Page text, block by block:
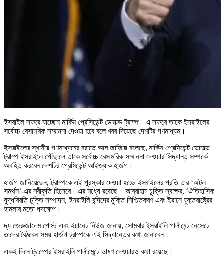
ইসরাইল সফরে যাচ্ছেন মার্কিন প্রেসিডেন্ট ডোনাল্ড ট্রাম্প। এ সফরে তাকে ইসরাইলের
সর্বোচ্চ বেসামরিক সম্মাননা দেওয়া হবে বলে খবর দিয়েছে দেশটির গণমাধ্যম।
ইসরাইলের স্থানীয় গণমাধ্যমের বরাতে আল জাজিরা বলেছে, মার্কিন প্রেসিডেন্ট ডোনাল্ড
ট্রাম্প ইসরাইলে পৌঁছালে তাকে সর্বোচ্চ বেসামরিক সম্মাননা দেওয়ার সিদ্ধান্ত সম্পর্কে
অবহিত করবেন দেশটির প্রেসিডেন্ট আইজ্যাক হার্জগ।
হার্জগ জানিয়েছেন, ট্রাম্পকে এই পুরস্কার দেওয়া হচ্ছে ইসরাইলের প্রতি তার ‘অটল
সমর্থন’-এর স্বীকৃতি হিসেবে। এর মধ্যে রয়েছে—আব্রাহাম চুক্তি স্বাক্ষর, ‘ঐতিহাসিক
যুদ্ধবিরতি চুক্তি সম্পাদন, ইসরাইলি বন্দিদের মুক্তি নিশ্চিতকরণ এবং ইরানে যুক্তরাষ্ট্রের
হামলার মতো পদক্ষেপ।
দ্য জেরুজালেম পোস্ট এবং ইয়ানেট নিউজ জানায়, সোমবার ইসরাইলি পার্লামেন্ট নেসেটে
তাদের বৈঠকের সময় হার্জগ ট্রাম্পকে এই সিদ্ধান্তের কথা জানাবেন।
একই দিনে ট্রাম্পের ইসরাইলি পার্লামেন্টে ভাষণ দেওয়ারও কথা রয়েছে।